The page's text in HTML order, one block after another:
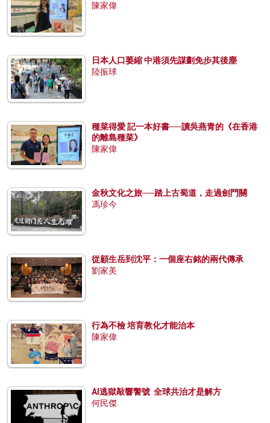
陳家偉
日本人口萎縮 中港須先謀劃免步其後塵
陸振球
種菜得愛 記一本好書──讀吳燕青的《在香港
的離島種菜》
陳家偉
金秋文化之旅──踏上古蜀道，走過劍門關
馮珍今
從顧生岳到沈平：一個座右銘的兩代傳承
劉家美
行為不檢 培育教化才能治本
陳家偉
AI逃獄敲響警號 全球共治才是解方
何民傑